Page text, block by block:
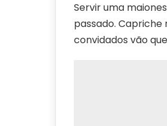
Servir uma
passado. Capriche
convidados vão